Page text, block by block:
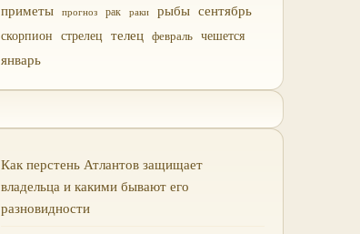
приметы прогноз рак раки рыбы сентябрь
скорпион стрелец телец февраль чешется
январь
Как перстень Атлантов защищает
владельца и какими бывают его
разновидности